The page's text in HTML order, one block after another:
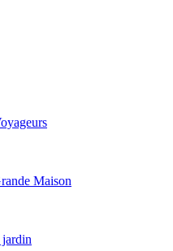
Maison
jardin